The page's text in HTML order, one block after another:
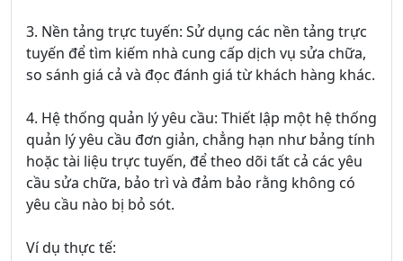
3. Nền tảng trực tuyến: Sử dụng các nền tảng trực
tuyến để tìm kiếm nhà cung cấp dịch vụ sửa chữa,
so sánh giá cả và đọc đánh giá từ khách hàng khác.
4. Hệ thống quản lý yêu cầu: Thiết lập một hệ thống
quản lý yêu cầu đơn giản, chẳng hạn như bảng tính
hoặc tài liệu trực tuyến, để theo dõi tất cả các yêu
cầu sửa chữa, bảo trì và đảm bảo rằng không có
yêu cầu nào bị bỏ sót.
Ví dụ thực tế: